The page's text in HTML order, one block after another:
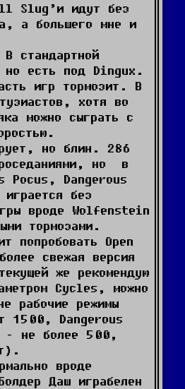
Slug’и идут без
а большего мне и
стандартной
но есть под Dingux.
игр тормозит. В
хотя во
можно сыграть с
но блин. 286
но в
Pocus, Dangerous
играется без
вроде Wolfenstein
тормозами.
попробовать Open
свежая версия
же рекомендую
Cycles, можно
рабочие режимы
1500, Dangerous
– не более 500,
вроде
Даш играбелен